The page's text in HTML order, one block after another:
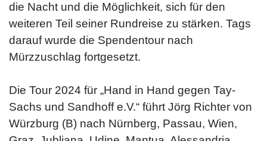
die Nacht und die Möglichkeit, sich für den
weiteren Teil seiner Rundreise zu stärken. Tags
darauf wurde die Spendentour nach
Mürzzuschlag fortgesetzt.
Die Tour 2024 für „Hand in Hand gegen Tay-
Sachs und Sandhoff e.V.“ führt Jörg Richter von
Würzburg (B) nach Nürnberg, Passau, Wien,